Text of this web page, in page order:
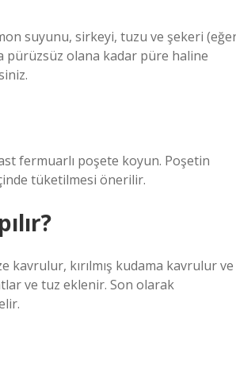
suyunu, sirkeyi, tuzu ve şekeri
pürüzsüz olana kadar püre haline
fermuarlı poşete koyun. Poşetin
tüketilmesi önerilir.
kırılmış kudama kavrulur ve
ve tuz eklenir. Son olarak